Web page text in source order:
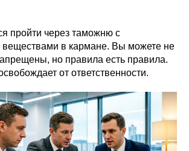
пройти через таможню с
в кармане. Вы можете не
но правила есть правила.
от ответственности.